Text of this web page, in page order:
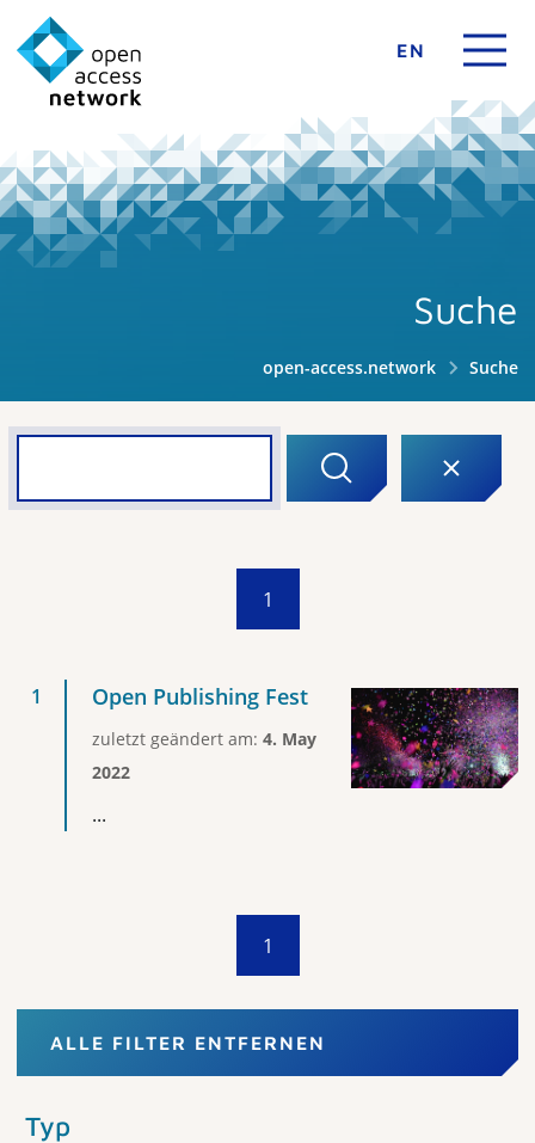
EN
Suche
open-access.network Suche
1
Open Publishing Fest
zuletzt geändert am: 4. May
2022
...
1
ALLE FILTER ENTFERNEN
Typ